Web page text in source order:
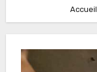
Accueil